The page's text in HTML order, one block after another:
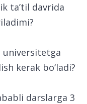
ta’til davrida
universitetga
kerak bo‘ladi?
darslarga 3